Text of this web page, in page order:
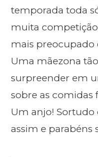
temporada toda
muita
mais preocupado
Uma mãezona
surpreender em
sobre as comidas
Um anjo!
assim e parabéns